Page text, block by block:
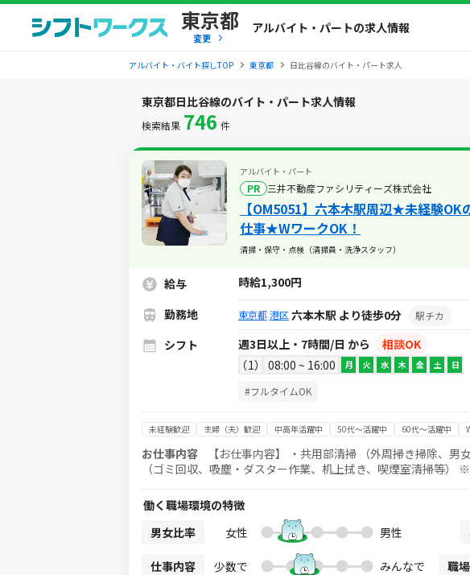
東京都
変更
アルバイト・パートの求人情報
アルバイト・バイト探しTOP 東京都 日比谷線のバイト・パート求人
東京都日比谷線のバイト・パート求人情報
検索結果 746 件
アルバイト・パート
PR 三井不動産ファシリティーズ株式会社
【OM5051】六本木駅周辺★未経験
仕事★WワークOK！
清掃・保守・点検（清掃員・洗浄スタッフ）
給与
時給1,300円
勤務地
東京都 港区 六本木駅 より徒歩0分 駅チカ
シフト 週3日以上・7時間/日 から
相談OK
1
08:00 ~ 16:00 月 火 水 木 金 土 日
#フルタイムOK
未経験歓迎 主婦（夫）歓迎 中高年活躍中 50代～活躍中 60代～活躍中
お仕事内容
【お仕事内容】 ・共用部清掃 （外周掃き掃除、
（ゴミ回収、吸塵・ダスター作業、机上拭き、喫煙室清掃等） ※
方活躍中（20代後半～70代前半） ★WワークもOK！ ●● 未経験でもOK！難しい作業はありません ●● 清掃のお仕
事は未経験からスタートした方がほとんど！ 慣れるまで、そし
や20代から中高年、シニアなど幅広い年齢層の方が活躍中 まずはお気軽にご
です ●● 制服は会社負担でクリーニングを行います ご自宅での洗濯
＞ 港区赤坂のきれいなオフィスビル 六本木駅徒歩0分で通勤は
働く職場環境の特徴
男女比率
女性 男性
仕事内容 少数で みんなで 職